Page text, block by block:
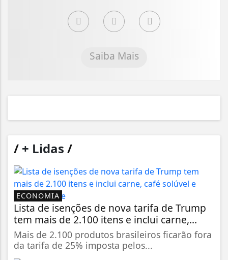
Saiba Mais
/ + Lidas /
ECONOMIA
Lista de isenções de nova tarifa de Trump
tem mais de 2.100 itens e inclui carne,...
Mais de 2.100 produtos brasileiros ficarão fora
da tarifa de 25% imposta pelos...